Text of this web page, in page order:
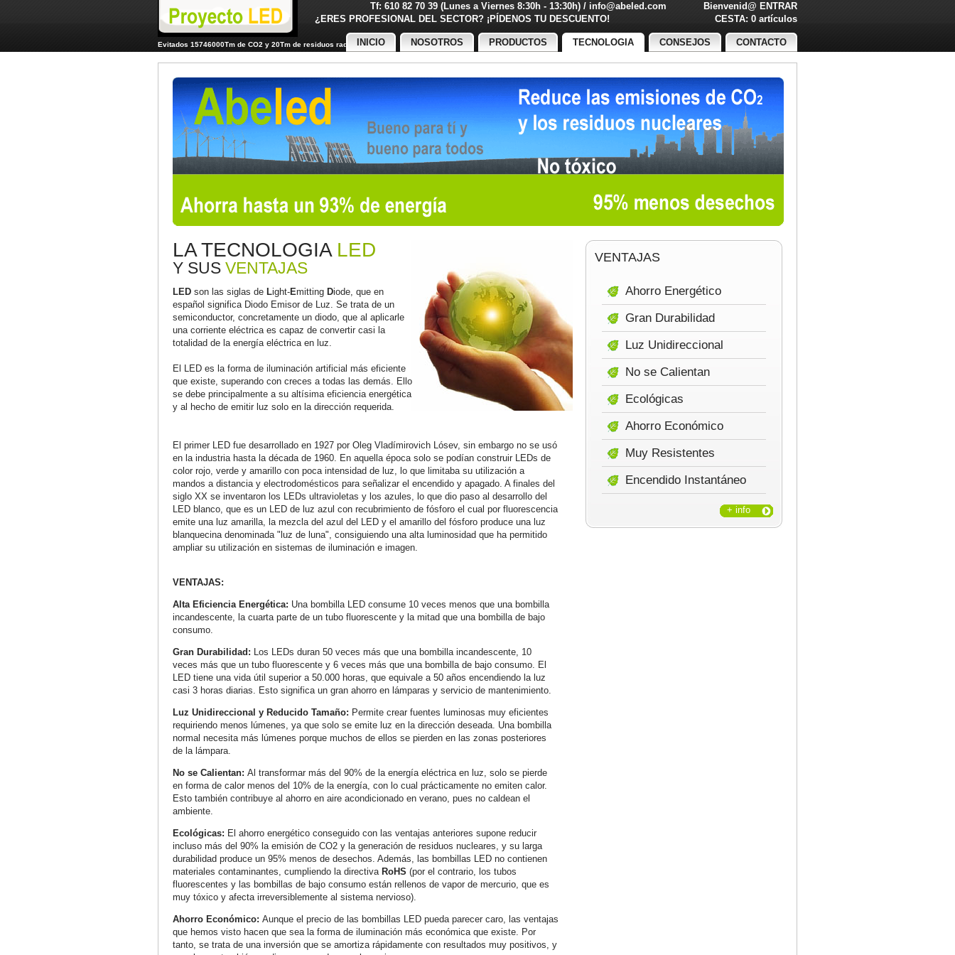
Tf: 610 82 70 39 (Lunes a Viernes 8:30h - 13:30h) / info@abeled.com Bienvenid@ ENTRAR
¿ERES PROFESIONAL DEL SECTOR? ¡PÍDENOS TU DESCUENTO!
CESTA: 0 artículos
Evitados 15746000Tm de CO2 y 20Tm de residuos radiactivos
INICIO NOSOTROS PRODUCTOS TECNOLOGIA CONSEJOS CONTACTO
VENTAJAS
Ahorro Energético
Gran Durabilidad
Luz Unidireccional
No se Calientan
Ecológicas
Ahorro Económico
Muy Resistentes
Encendido Instantáneo
+ info
LA TECNOLOGIA LED
Y SUS VENTAJAS
LED son las siglas de Light-Emitting Diode, que en
español significa Diodo Emisor de Luz. Se trata de un
semiconductor, concretamente un diodo, que al aplicarle
una corriente eléctrica es capaz de convertir casi la
totalidad de la energía eléctrica en luz.
El LED es la forma de iluminación artificial más eficiente
que existe, superando con creces a todas las demás. Ello
se debe principalmente a su altísima eficiencia energética
y al hecho de emitir luz solo en la dirección requerida.
El primer LED fue desarrollado en 1927 por Oleg Vladímirovich Lósev, sin embargo no se usó
en la industria hasta la década de 1960. En aquella época solo se podían construir LEDs de
color rojo, verde y amarillo con poca intensidad de luz, lo que limitaba su utilización a
mandos a distancia y electrodomésticos para señalizar el encendido y apagado. A finales del
siglo XX se inventaron los LEDs ultravioletas y los azules, lo que dio paso al desarrollo del
LED blanco, que es un LED de luz azul con recubrimiento de fósforo el cual por fluorescencia
emite una luz amarilla, la mezcla del azul del LED y el amarillo del fósforo produce una luz
blanquecina denominada "luz de luna", consiguiendo una alta luminosidad que ha permitido
ampliar su utilización en sistemas de iluminación e imagen.
VENTAJAS:
Alta Eficiencia Energética: Una bombilla LED consume 10 veces menos que una bombilla
incandescente, la cuarta parte de un tubo fluorescente y la mitad que una bombilla de bajo
consumo.
Gran Durabilidad: Los LEDs duran 50 veces más que una bombilla incandescente, 10
veces más que un tubo fluorescente y 6 veces más que una bombilla de bajo consumo. El
LED tiene una vida útil superior a 50.000 horas, que equivale a 50 años encendiendo la luz
casi 3 horas diarias. Esto significa un gran ahorro en lámparas y servicio de mantenimiento.
Luz Unidireccional y Reducido Tamaño: Permite crear fuentes luminosas muy eficientes
requiriendo menos lúmenes, ya que solo se emite luz en la dirección deseada. Una bombilla
normal necesita más lúmenes porque muchos de ellos se pierden en las zonas posteriores
de la lámpara.
No se Calientan: Al transformar más del 90% de la energía eléctrica en luz, solo se pierde
en forma de calor menos del 10% de la energía, con lo cual prácticamente no emiten calor.
Esto también contribuye al ahorro en aire acondicionado en verano, pues no caldean el
ambiente.
Ecológicas: El ahorro energético conseguido con las ventajas anteriores supone reducir
incluso más del 90% la emisión de CO2 y la generación de residuos nucleares, y su larga
durabilidad produce un 95% menos de desechos. Además, las bombillas LED no contienen
materiales contaminantes, cumpliendo la directiva RoHS (por el contrario, los tubos
fluorescentes y las bombillas de bajo consumo están rellenos de vapor de mercurio, que es
muy tóxico y afecta irreversiblemente al sistema nervioso).
Ahorro Económico: Aunque el precio de las bombillas LED pueda parecer caro, las ventajas
que hemos visto hacen que sea la forma de iluminación más económica que existe. Por
tanto, se trata de una inversión que se amortiza rápidamente con resultados muy positivos, y